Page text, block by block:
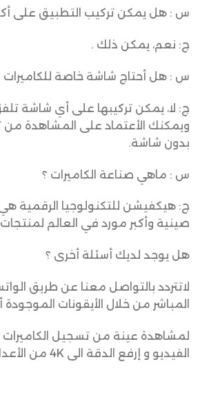
س : هل يمكن تركيب التطبيق على
ج: نعم، يمكن ذلك .
س : هل أحتاج شاشة خاصة للكاميرات
ج: لا، يمكن تركيبها على أي شاشة
ويمكنك الأعتماد على المشاهدة
بدون شاشة.
س : ماهي صناعة الكاميرات ؟
ج: هيكفيشن للتكنولوجيا الرقمية
صينية وأكبر مورد في العالم لمنتجات
هل يوجد لديك أسئلة أخرى ؟
لاتتردد بالتواصل معنا عن طريق
المباشر من خلال الأيقونات
لمشاهدة عينة من تسجيل
الفيديو و إرفع الدقة الى 4K من الأعدادات